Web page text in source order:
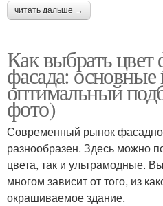
читать дальше →
Как выбрать цвет
фасада:
оптимальный
фото)
Современный рынок
разнообразен. Здесь можно
цвета, так и ультрамодные.
многом зависит от того, из
окрашиваемое здание.